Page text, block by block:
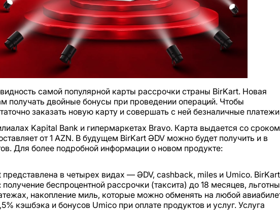
самой популярной карты рассрочки страны BirKart. Новая
получать двойные бонусы при проведении операций. Чтобы
заказать новую карту и совершать с ней безналичные
Kapital Bank и гипермаркетах Bravo. Карта выдается со сроком
от 1 AZN. В будущем BirKart ƏDV можно будет получить и в
Для более подробной информации о новом продукте:
представлена в четырех видах — ƏDV, cashback, miles и Umico. BirKart
беспроцентной рассрочки (таксита) до 18 месяцев,
накопление миль, которые можно обменять на любой
кэшбэка и бонусов Umico при оплате продуктов и услуг. Услуга